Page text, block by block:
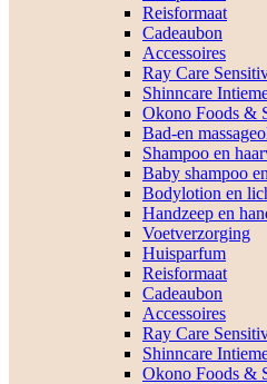
Reisformaat
Cadeaubon
Accessoires
Ray Care
Shinncare
Okono Foods &
Bad-en
Shampoo en
Baby shampoo
Bodylotion en
Handzeep en
Voetverzorging
Huisparfum
Reisformaat
Cadeaubon
Accessoires
Ray Care
Shinncare
Okono Foods &